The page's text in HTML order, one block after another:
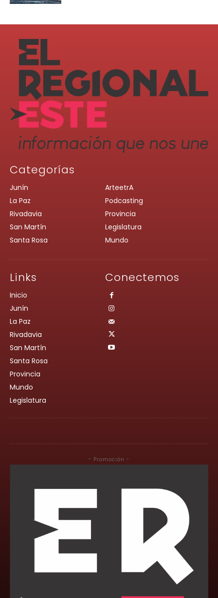
Categorías
Junín
La Paz
Rivadavia
San Martín
Santa Rosa
ArteetrA
Podcasting
Provincia
Legislatura
Mundo
Links
Inicio
Junín
La Paz
Rivadavia
San Martín
Santa Rosa
Provincia
Mundo
Legislatura
Conectemos
- Promoción -